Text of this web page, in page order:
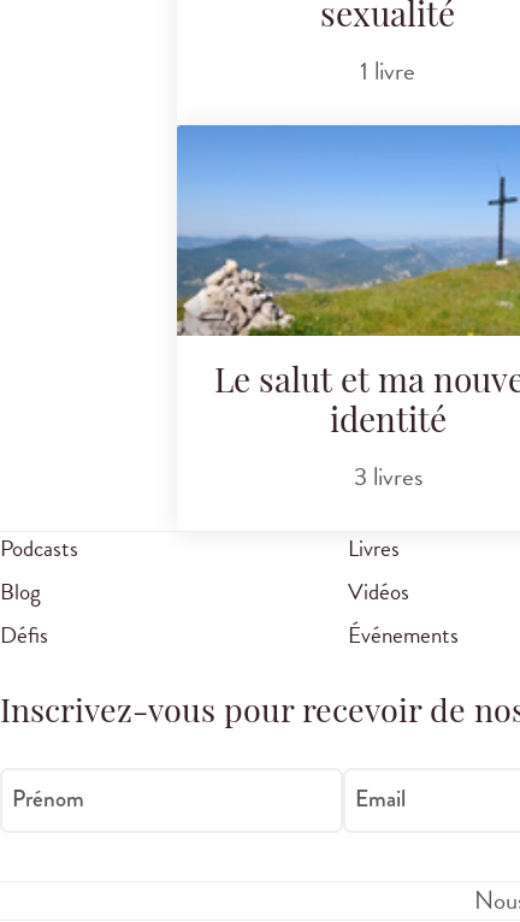
sexualité
1 livre
Le salut et ma
identité
3 livres
Podcasts
Blog
Défis
Livres
Vidéos
Événements
Inscrivez-vous pour recevoir de
Prénom Email